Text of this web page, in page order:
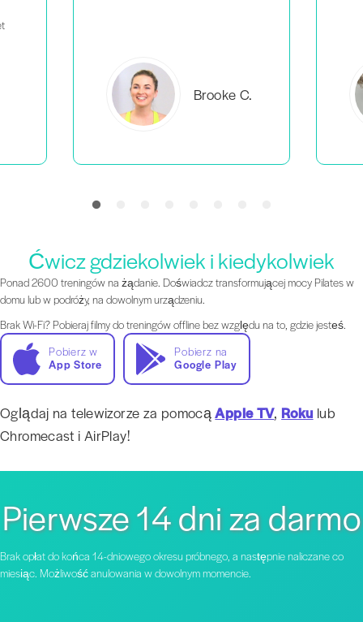
Everlea B.
Ćwicz gdziekolwiek i kiedykolwiek
Ponad 2600 treningów na żądanie. Doświadcz transformującej mocy Pilates w
domu lub w podróży, na dowolnym urządzeniu.
Brak Wi-Fi? Pobieraj filmy do treningów offline bez względu na to, gdzie jesteś.
Pobierz w
App Store
Pobierz na
Google Play
Oglądaj na telewizorze za pomocąApple TV, Roku lub
Chromecast i AirPlay!
Pierwsze 14 dni za darmo
Brak opłat do końca 14-dniowego okresu próbnego, a następnie naliczane co
miesiąc. Możliwość anulowania w dowolnym momencie.